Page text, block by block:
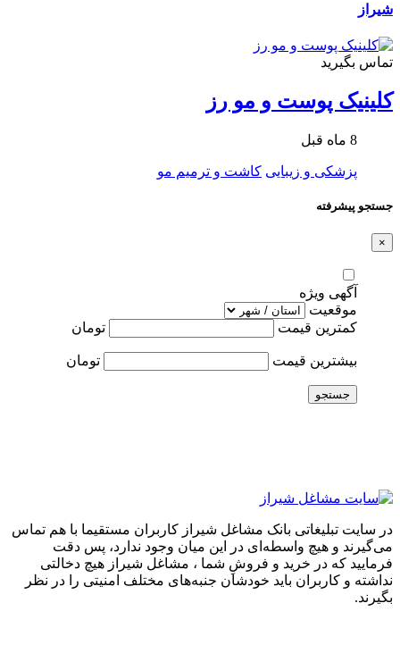
شیراز
تماس بگیرید
کلینیک پوست و مو رز
8 ماه قبل
پزشکی و زیبایی کاشت و ترمیم مو
جستجو پیشرفته
×
آگهی ویژه
موقعیت
کمترین قیمت
تومان
بیشترین قیمت تومان
جستجو
در سایت تبلیغاتی بانک مشاغل شیراز کاربران مستقیما با هم تماس
می‌گیرند و هیچ واسطه‌ای در این میان وجود ندارد، پس دقت
فرمایید که در خرید و فروشِ شما ، مشاغل شیراز هیچ دخالتی
نداشته و کاربران باید خودشان جنبه‌های مختلف امنیتی را در نظر
بگیرند.